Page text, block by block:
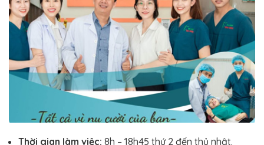
Thời gian làm việc: 8h – 18h45 thứ 2 đến thủ nhật.